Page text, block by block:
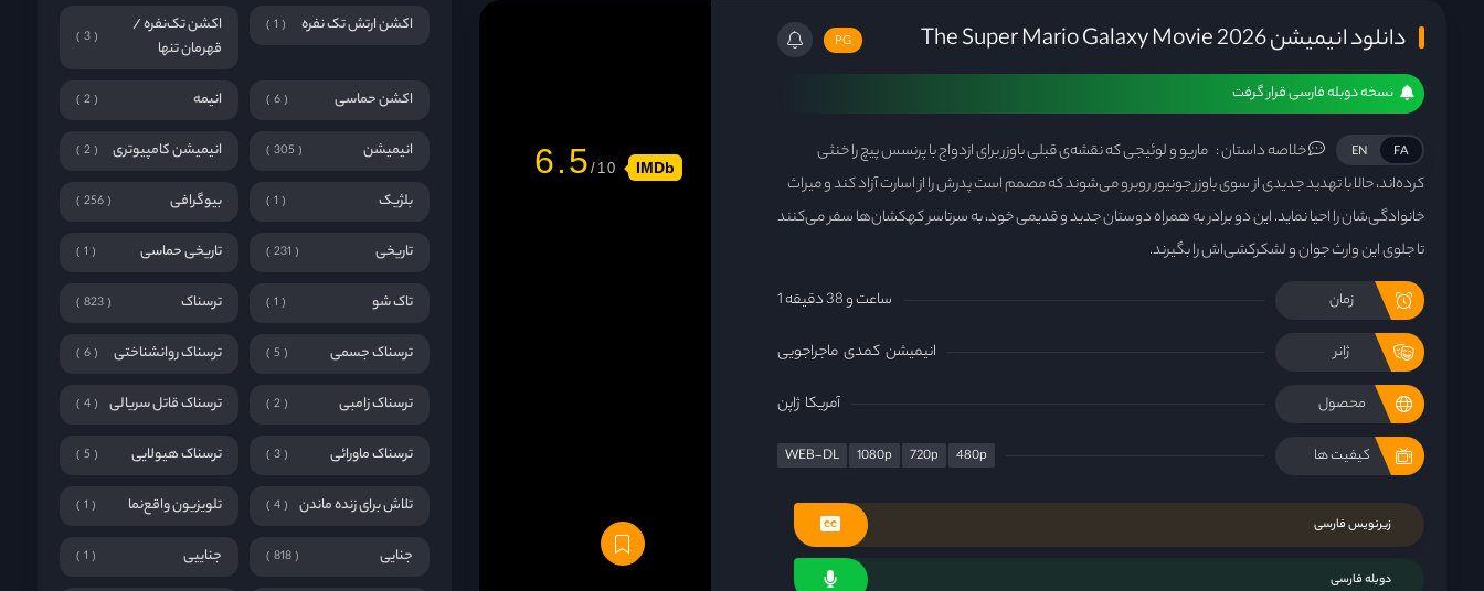
دانلود انیمیشن The Super Mario Galaxy Movie 2026 PG
نسخه دوبله فارسی قرار گرفت
FA
EN خلاصه داستان : ماریو و لوئیجی که نقشه‌ی قبلی باوزر برای ازدواج با پرنسس پیچ را خنثی
کرده‌اند، حالا با تهدید جدیدی از سوی باوزر جونیور روبرو می‌شوند که مصمم است پدرش را از اسارت آزاد کند و میراث
خانوادگی‌شان را احیا نماید. این دو برادر به همراه دوستان جدید و قدیمی خود، به سرتاسر کهکشان‌ها سفر می‌کنند
تا جلوی این وارث جوان و لشکرکشی‌اش را بگیرند.
زمان 1 ساعت و 38 دقیقه
ژانر انیمیشن کمدی ماجراجویی
محصول آمریکا ژاپن
کیفیت ها WEB-DL 1080p 720p 480p
زیرنویس فارسی
دوبله فارسی
6.5 IMDb
اکشن ارتش تک نفره 1
اکشن تک‌نفره /
قهرمان تنها
3
اکشن حماسی 6 انیمه 2
انیمیشن 305 انیمیشن کامپیوتری 2
بلژیک 1 بیوگرافی 256
تاریخی 231 تاریخی حماسی 1
تاک شو 1 ترسناک 823
ترسناک جسمی 5 ترسناک روانشناختی 6
ترسناک زامبی 2 ترسناک قاتل سریالی 4
ترسناک ماورائی 3 ترسناک هیولایی 5
تلاش برای زنده ماندن 4 تلویزیون واقع‌نما 1
جنایی 818 جناییی 1